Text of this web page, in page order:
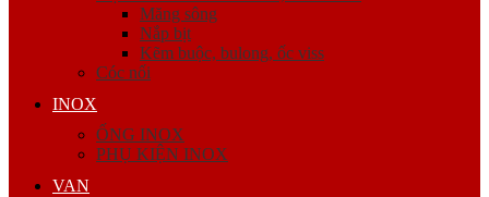
Măng sông
Nắp bịt
Kẽm buộc, bulong, ốc viss
Cóc nối
INOX
ỐNG INOX
PHỤ KIỆN INOX
VAN